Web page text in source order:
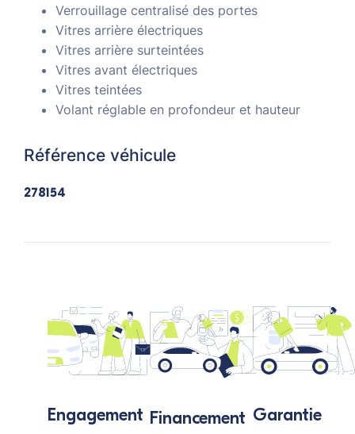
Verrouillage centralisé des portes
Vitres arrière électriques
Vitres arrière surteintées
Vitres avant électriques
Vitres teintées
Volant réglable en profondeur et hauteur
Référence véhicule
278154
Engagement Financement Garantie